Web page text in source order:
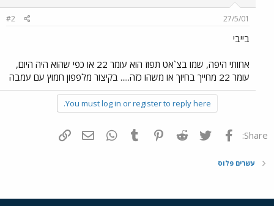
27/5/01
#2
בייבי
אחותי היפה, שמו בצ`אט תפוז הוא עומר 22 או כפי שהוא היה היום,
עומר 22 מחייך בחיוך או משהו כזה..... בקיצור מלפפון חמוץ עם עמבה
You must log in or register to reply here.
Share: פייסבוק Twitter
Reddit
Pinterest
Tumblr
WhatsAppדואר אלקטרוני
עשרים פלוס